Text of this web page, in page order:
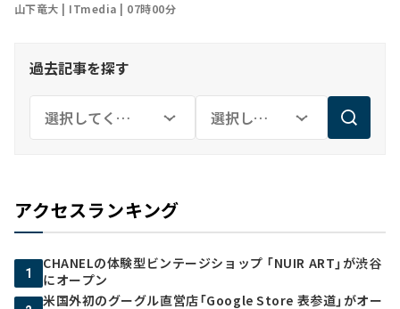
山下竜大 ITmedia 07時00分
過去記事を探す
アクセスランキング
1
CHANELの体験型ビンテージショップ 「NUIR ART」が渋谷
にオープン
米国外初のグーグル直営店「Google Store 表参道」がオー